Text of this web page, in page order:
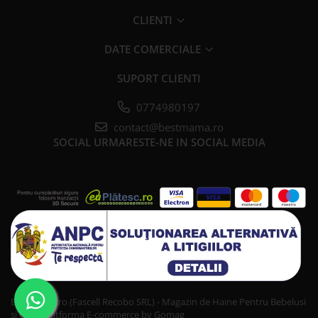
CLIENTI
DATE COMERCIALE
SUPORT CLIENTI
0774980197
contact@bestmama.ro
SOCIAL URMARESTE-NE IN SOCIAL MEDIA
Bestmama.ro (Fascell Recobo SRL) - Magazin de Haine Pentru Bebelusi
si Copii
Platforma E-commerce by Gomag